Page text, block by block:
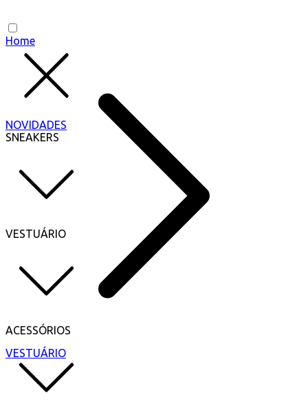
NOVIDADES
SNEAKERS
VESTUÁRIO
ACESSÓRIOS
Home
VESTUÁRIO